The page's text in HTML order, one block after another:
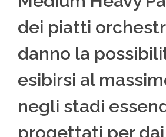
dei piatti
danno la
esibirsi al
negli stadi
progettati per